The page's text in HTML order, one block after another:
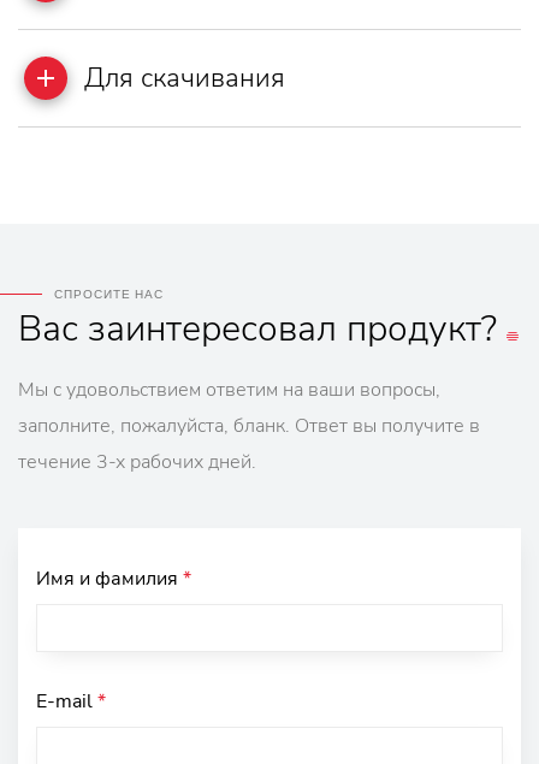
Для скачивания
СПРОСИТЕ НАС
Вас заинтересовал продукт?
Мы с удовольствием ответим на ваши вопросы,
заполните, пожалуйста, бланк. Ответ вы получите в
течение 3-х рабочих дней.
Имя и фамилия *
E-mail*